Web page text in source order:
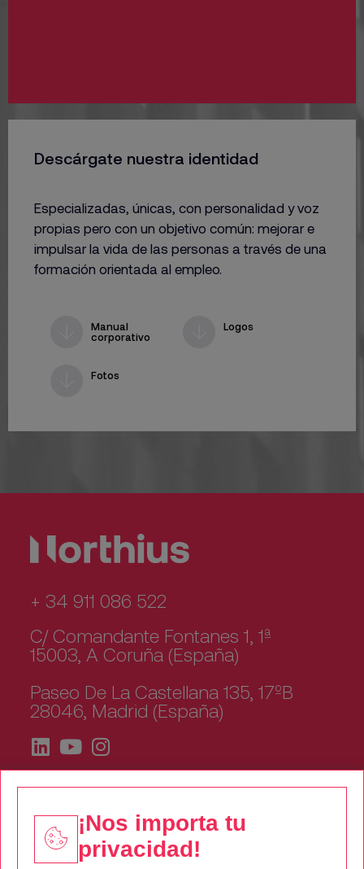
Descárgate nuestra identidad
Especializadas, únicas, con personalidad y voz
propias pero con un objetivo común: mejorar e
impulsar la vida de las personas a través de una
formación orientada al empleo.
Manual
corporativo
Logos
Fotos
+ 34 911 086 522
C/ Comandante Fontanes 1, 1ª
15003, A Coruña (España)
Paseo De La Castellana 135, 17ºB
28046, Madrid (España)
Quiénes somos
¡Nos importa tu
privacidad!